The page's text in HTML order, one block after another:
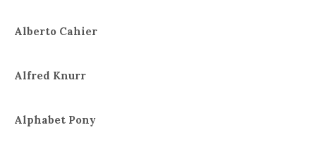
Alberto Cahier
Alfred Knurr
Alphabet Pony